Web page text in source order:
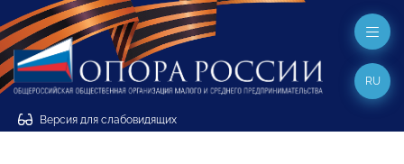
Версия для слабовидящих
RU